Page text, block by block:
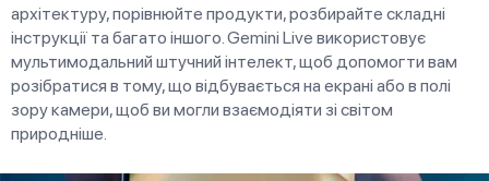
архітектуру, порівнюйте продукти, розбирайте складні
інструкції та багато іншого. Gemini Live використовує
мультимодальний штучний інтелект, щоб допомогти вам
розібратися в тому, що відбувається на екрані або в полі
зору камери, щоб ви могли взаємодіяти зі світом
природніше.